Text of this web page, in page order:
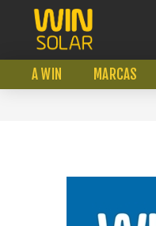
A WIN MARCAS